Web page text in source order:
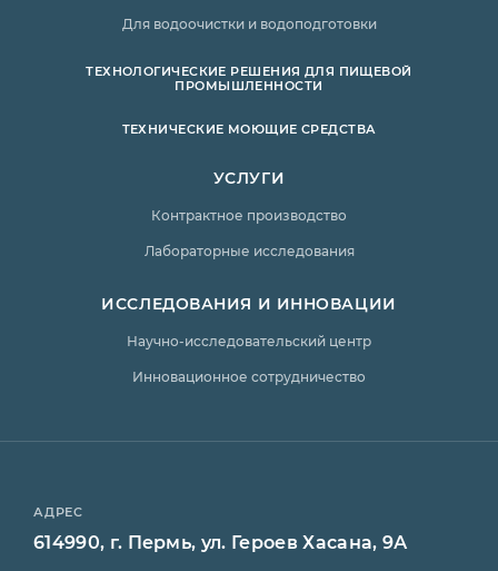
Для водоочистки и водоподготовки
ТЕХНОЛОГИЧЕСКИЕ РЕШЕНИЯ ДЛЯ ПИЩЕВОЙ
ПРОМЫШЛЕННОСТИ
ТЕХНИЧЕСКИЕ МОЮЩИЕ СРЕДСТВА
УСЛУГИ
Контрактное производство
Лабораторные исследования
ИССЛЕДОВАНИЯ И ИННОВАЦИИ
Научно-исследовательский центр
Инновационное сотрудничество
АДРЕС
614990, г. Пермь, ул. Героев Хасана, 9А